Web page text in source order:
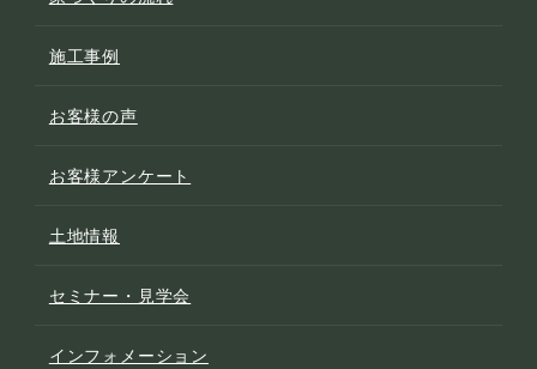
施工事例
お客様の声
お客様アンケート
土地情報
セミナー・見学会
インフォメーション